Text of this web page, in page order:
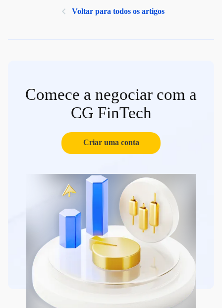
Voltar para todos os artigos
Comece a negociar com a
CG FinTech
Criar uma conta